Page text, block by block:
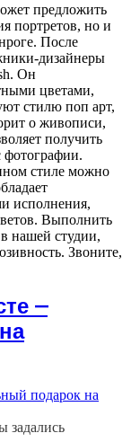
предложить
портретов, но и
После
дизайнеры
Он
цветами,
стилю поп арт,
о живописи,
получить
фотографии.
стиле можно
исполнения,
Выполнить
нашей студии,
Звоните,
—
задались